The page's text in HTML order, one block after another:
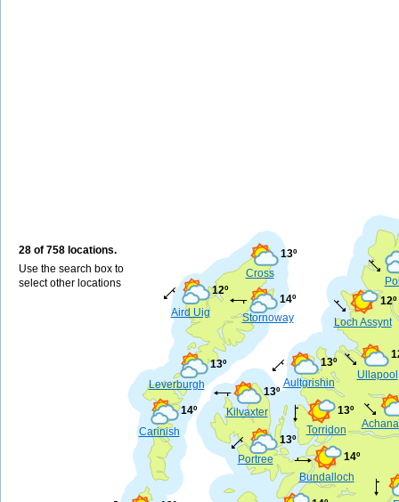
28 of 758 locations.
Use the search box to
select other locations
Stornoway
14º
Portree
13º
Ullapool
Kilvaxter
13º
Cross
13º
Carinish
14º
Bundalloch
14º
Aultgrishin
13º
Aird Uig
12º
Torridon
13º
Leverburgh
13º
Loch Assynt
12º